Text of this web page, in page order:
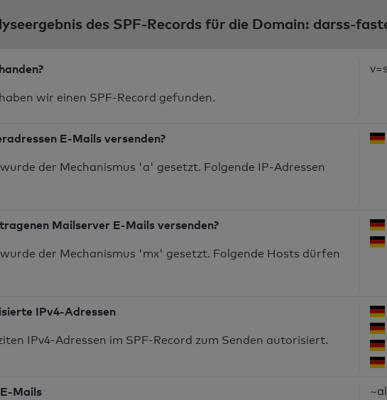
des SPF-Records für die Domain: darss-
wir einen SPF-Record gefunden.
E-Mails versenden?
der Mechanismus 'a' gesetzt. Folgende IP-Adressen
Mailserver E-Mails versenden?
der Mechanismus 'mx' gesetzt. Folgende Hosts dürfen
IPv4-Adressen
IPv4-Adressen im SPF-Record zum Senden autorisiert.
Mails ~all